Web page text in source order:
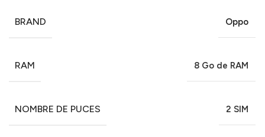
BRAND Oppo
RAM 8 Go de RAM
NOMBRE DE PUCES 2 SIM